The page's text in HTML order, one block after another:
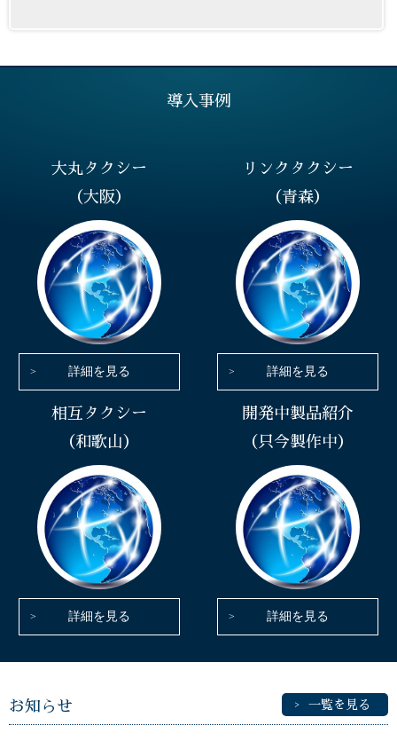
導入事例
大丸タクシー
（大阪）
詳細を見る
リンクタクシー
（青森）
詳細を見る
相互タクシー
（和歌山）
詳細を見る
開発中製品紹介
（只今製作中）
詳細を見る
お知らせ 一覧を見る